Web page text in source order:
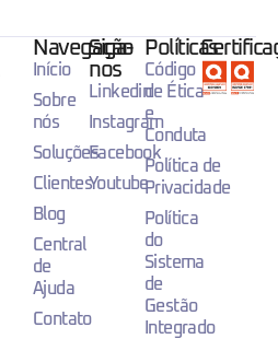
Navegação
Início
Sobre
nós
Soluções
Clientes
Blog
Central
de
Ajuda
Contato
Siga-
nos
Linkedin
Instagram
Facebook
Youtube
Políticas
Código
de Ética
e
Conduta
Política de
Privacidade
Política
do
Sistema
de
Gestão
Integrado